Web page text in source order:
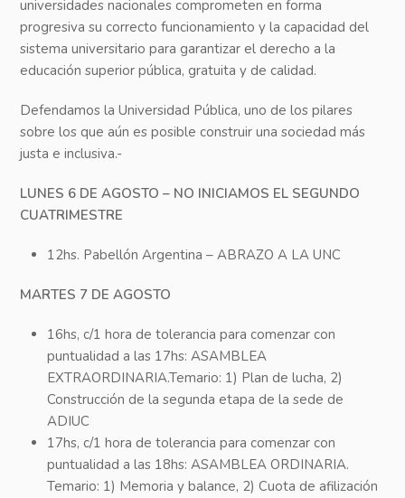
universidades nacionales comprometen en forma
progresiva su correcto funcionamiento y la capacidad del
sistema universitario para garantizar el derecho a la
educación superior pública, gratuita y de calidad.
Defendamos la Universidad Pública, uno de los pilares
sobre los que aún es posible construir una sociedad más
justa e inclusiva.-
LUNES 6 DE AGOSTO – NO INICIAMOS EL SEGUNDO
CUATRIMESTRE
12hs. Pabellón Argentina – ABRAZO A LA UNC
MARTES 7 DE AGOSTO
16hs, c/1 hora de tolerancia para comenzar con
puntualidad a las 17hs: ASAMBLEA
EXTRAORDINARIA.Temario: 1) Plan de lucha, 2)
Construcción de la segunda etapa de la sede de
ADIUC
17hs, c/1 hora de tolerancia para comenzar con
puntualidad a las 18hs: ASAMBLEA ORDINARIA.
Temario: 1) Memoria y balance, 2) Cuota de afilización